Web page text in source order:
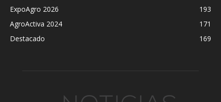
ExpoAgro 2026
193
AgroActiva 2024
171
Destacado
169